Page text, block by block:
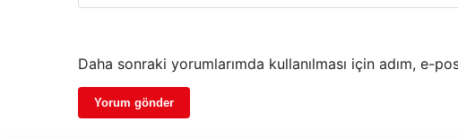
Daha sonraki yorumlarımda kullanılması için adım, e-